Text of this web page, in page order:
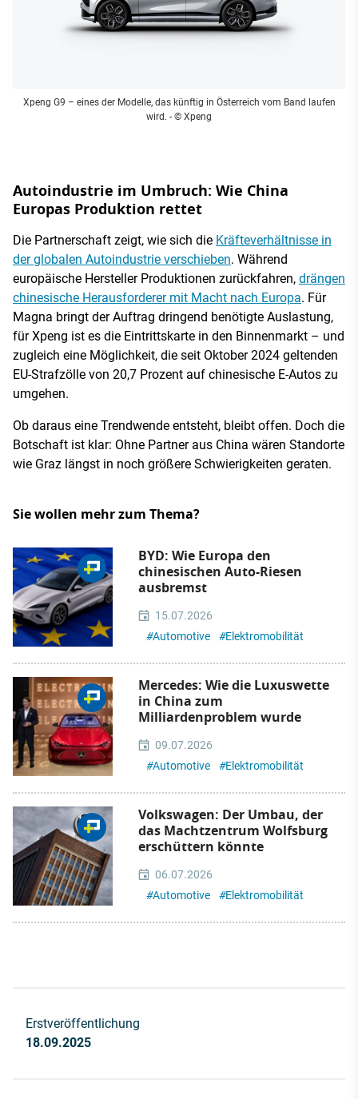
Xpeng G9 – eines der Modelle, das künftig in Österreich vom Band laufen
wird. - © Xpeng
Autoindustrie im Umbruch: Wie China
Europas Produktion rettet
Die Partnerschaft zeigt, wie sich die Kräfteverhältnisse in
der globalen Autoindustrie verschieben. Während
europäische Hersteller Produktionen zurückfahren, drängen
chinesische Herausforderer mit Macht nach Europa. Für
Magna bringt der Auftrag dringend benötigte Auslastung,
für Xpeng ist es die Eintrittskarte in den Binnenmarkt – und
zugleich eine Möglichkeit, die seit Oktober 2024 geltenden
EU-Strafzölle von 20,7 Prozent auf chinesische E-Autos zu
umgehen.
Ob daraus eine Trendwende entsteht, bleibt offen. Doch die
Botschaft ist klar: Ohne Partner aus China wären Standorte
wie Graz längst in noch größere Schwierigkeiten geraten.
Sie wollen mehr zum Thema?
BYD: Wie Europa den
chinesischen Auto-Riesen
ausbremst
15.07.2026
#Automotive #Elektromobilität
Mercedes: Wie die Luxuswette
in China zum
Milliardenproblem wurde
09.07.2026
#Automotive #Elektromobilität
Volkswagen: Der Umbau, der
das Machtzentrum Wolfsburg
erschüttern könnte
06.07.2026
#Automotive #Elektromobilität
Erstveröffentlichung
18.09.2025